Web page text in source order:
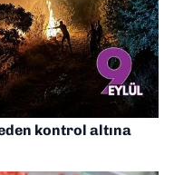
kontrol altına